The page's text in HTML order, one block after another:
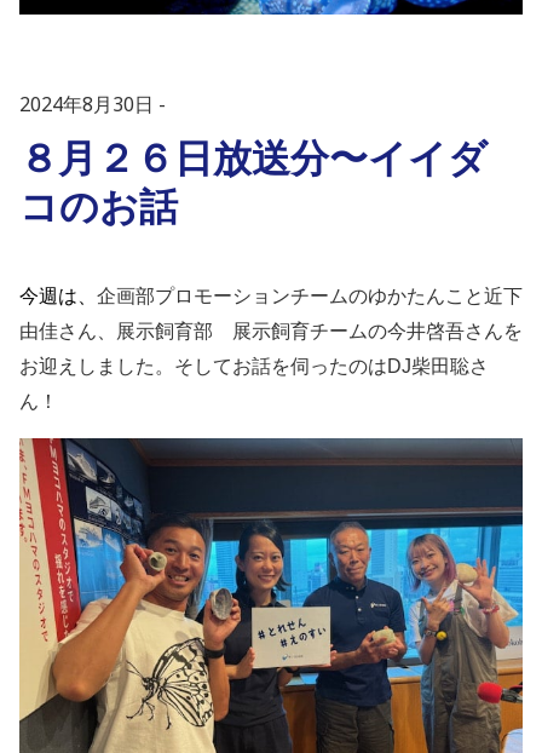
2024年8月30日
８月２６日放送分〜イイダ
コのお話
今週は、 企画部プロモーションチームのゆかたんこと近下
由佳さん、
展示飼育部 展示飼育チームの今井啓吾さんを
お迎えしました。そしてお話を伺ったのはDJ柴田聡さ
ん！